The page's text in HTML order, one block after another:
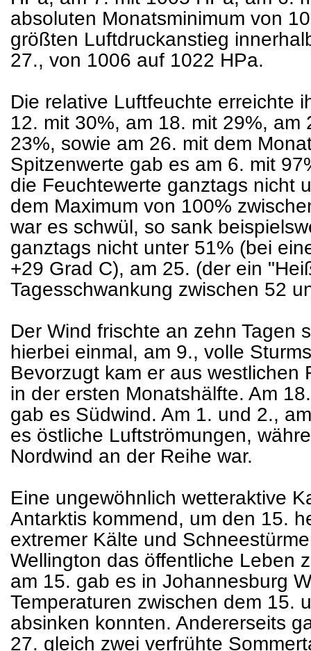
absoluten Monatsminimum von
größten Luftdruckanstieg
27., von 1006 auf 1022 HPa.
Die relative Luftfeuchte erreichte
12. mit 30%, am 18. mit 29%, am
23%, sowie am 26. mit dem
Spitzenwerte gab es am 6. mit
die Feuchtewerte ganztags nicht
dem Maximum von 100%
war es schwül, so sank
ganztags nicht unter 51% (bei
+29 Grad C), am 25. (der ein
Tagesschwankung zwischen 52
Der Wind frischte an zehn Tagen
hierbei einmal, am 9., volle
Bevorzugt kam er aus westlichen
in der ersten Monatshälfte. Am
gab es Südwind. Am 1. und 2.,
es östliche Luftströmungen,
Nordwind an der Reihe war.
Eine ungewöhnlich wetteraktive
Antarktis kommend, um den 15.
extremer Kälte und
Wellington das öffentliche Leben
am 15. gab es in Johannesburg
Temperaturen zwischen dem 15.
absinken konnten. Andererseits
27. gleich zwei verfrühte